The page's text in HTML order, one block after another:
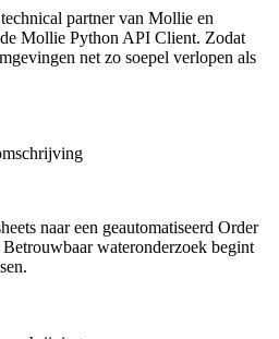
partner van Mollie en
Mollie Python API Client. Zodat
net zo soepel verlopen als
naar een geautomatiseerd Order
wateronderzoek begint